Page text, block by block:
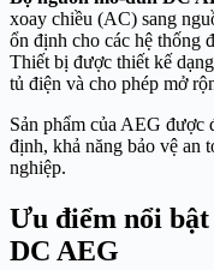
xoay chiều (AC) sang
ổn định cho các hệ thống
Thiết bị được thiết kế dạng
tủ điện và cho phép mở
Sản phẩm của AEG được
định, khả năng bảo vệ an
nghiệp.
Ưu điểm nổi bật
DC AEG